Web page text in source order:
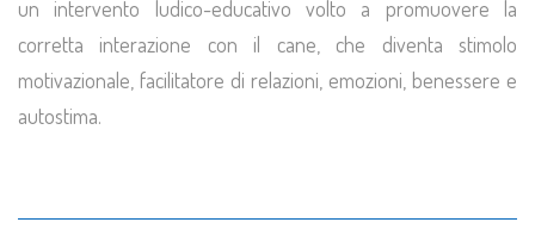
un intervento ludico-educativo volto a promuovere la
corretta interazione con il cane, che diventa stimolo
motivazionale, facilitatore di relazioni, emozioni, benessere e
autostima.